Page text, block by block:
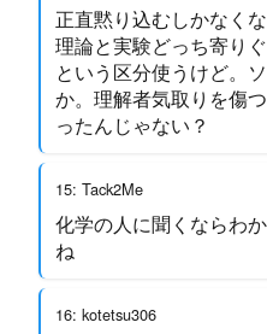
正直黙り込むしかなく
理論と実験どっち寄り
という区分使うけど。
か。理解者気取りを傷
ったんじゃない？
15: Tack2Me
化学の人に聞くならわ
ね
16: kotetsu306